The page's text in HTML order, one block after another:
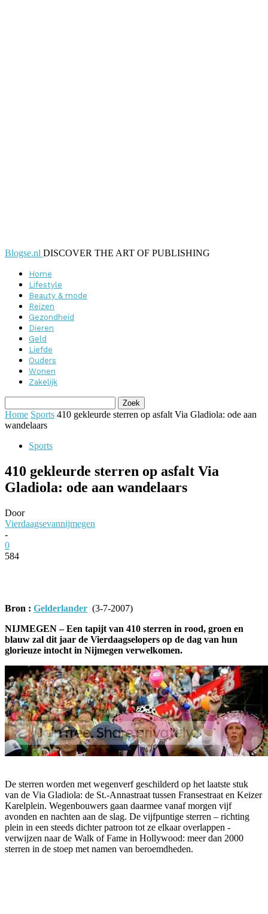
Blogse.nl DISCOVER THE ART OF PUBLISHING
Home
Lifestyle
Beauty & mode
Reizen
Gezondheid
Dieren
Geld
Liefde
Ouders
Wonen
Zakelijk
Home Sports 410 gekleurde sterren op asfalt Via Gladiola: ode aan
wandelaars
Sports
410 gekleurde sterren op asfalt Via
Gladiola: ode aan wandelaars
Door
Vierdaagsevannijmegen
-
0
584
Bron : Gelderlander (3-7-2007)
NIJMEGEN – Een tapijt van 410 sterren in rood, groen en
blauw zal dit jaar de Vierdaagselopers op de dag van hun
glorieuze intocht in Nijmegen verwelkomen.
De sterren worden met wegenverf geschilderd op het laatste stuk
van de Via Gladiola: de St.-Annastraat tussen Fransestraat en Keizer
Karelplein. Wegenbouwers gaan daarmee vanaf morgen vijf
avonden en nachten aan de slag. De vijfpuntige sterren – richting
plein in een steeds dichter patroon tot ze elkaar overlappen -
verwijzen naar de Walk of Fame in Hollywood: meer dan 2000
sterren in de stoep met namen van beroemdheden.